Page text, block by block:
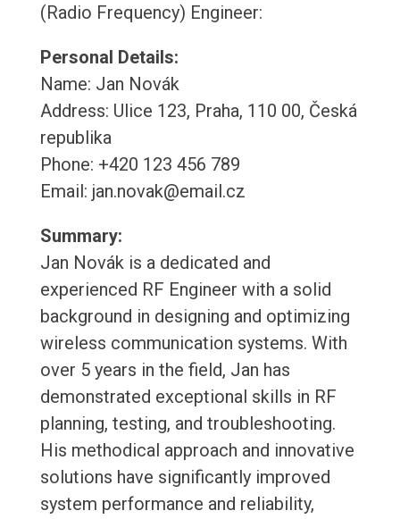
(Radio Frequency) Engineer:
Personal Details:
Name: Jan Novák
Address: Ulice 123, Praha, 110 00, Česká
republika
Phone: +420 123 456 789
Email: jan.novak@email.cz
Summary:
Jan Novák is a dedicated and
experienced RF Engineer with a solid
background in designing and optimizing
wireless communication systems. With
over 5 years in the field, Jan has
demonstrated exceptional skills in RF
planning, testing, and troubleshooting.
His methodical approach and innovative
solutions have significantly improved
system performance and reliability,